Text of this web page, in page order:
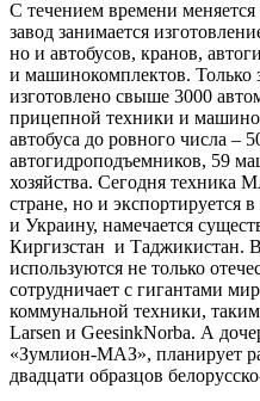
С течением времени
завод занимается
но и автобусов, кранов,
и машинокомплектов. Только
изготовлено свыше 3000
прицепной техники и
автобуса до ровного числа –
автогидроподъемников, 59
хозяйства. Сегодня техника
стране, но и
и Украину, намечается
Киргизстан и Таджикистан.
используются не только
сотрудничает с гигантами
коммунальной техники,
Larsen и GeesinkNorba. А
«Зумлион-МАЗ», планирует
двадцати образцов